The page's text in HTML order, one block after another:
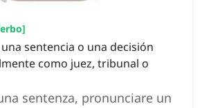
]
sentencia o una decisión
como juez, tribunal o
sentenza, pronunciare un